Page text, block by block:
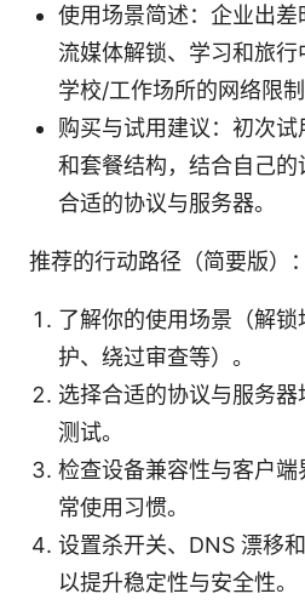
使用场景简述：企业出
流媒体解锁、学习和旅
学校/工作场所的网络限制
购买与试用建议：初次
和套餐结构，结合自己
合适的协议与服务器。
推荐的行动路径（简要版）：
了解你的使用场景（解
护、绕过审查等）。
选择合适的协议与服务
测试。
检查设备兼容性与客户端
常使用习惯。
设置杀开关、DNS 漂移
以提升稳定性与安全性。